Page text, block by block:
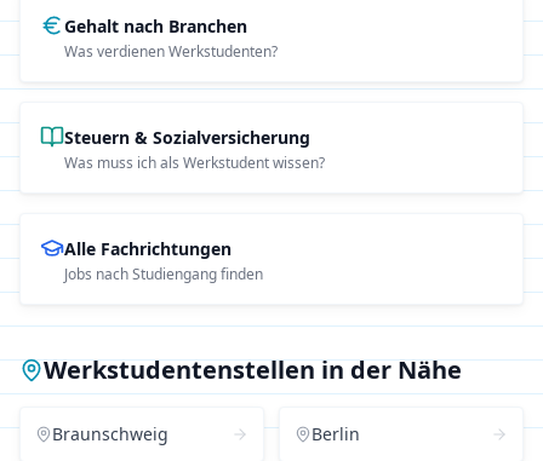
Gehalt nach Branchen
Was verdienen Werkstudenten?
Steuern & Sozialversicherung
Was muss ich als Werkstudent wissen?
Alle Fachrichtungen
Jobs nach Studiengang finden
Werkstudentenstellen in der Nähe
Braunschweig Berlin